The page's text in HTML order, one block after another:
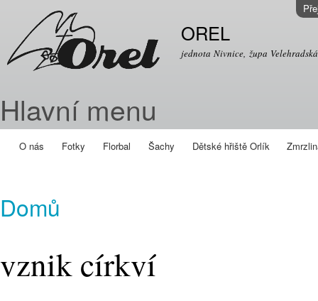
OREL
jednota Nivnice, župa Velehradská
Hlavní menu
O nás Fotky Florbal Šachy Dětské hřiště Orlík
Domů
vznik církví